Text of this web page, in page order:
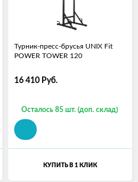
Турник-пресс-брусья UNIX Fit
POWER TOWER 120
16 410 Руб.
Осталось 85 шт. (доп. склад)
КУПИТЬ В 1 КЛИК